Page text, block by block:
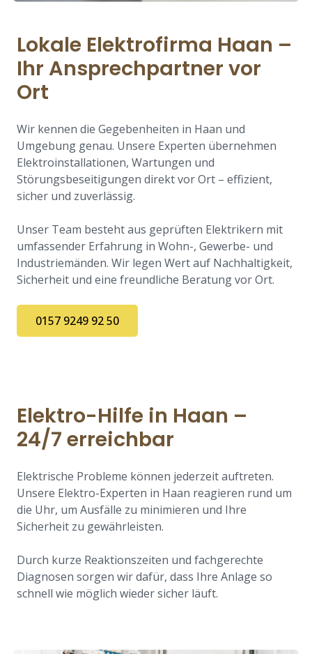
Lokale Elektrofirma Haan –
Ihr Ansprechpartner vor
Ort
Wir kennen die Gegebenheiten in Haan und
Umgebung genau. Unsere Experten übernehmen
Elektroinstallationen, Wartungen und
Störungsbeseitigungen direkt vor Ort – effizient,
sicher und zuverlässig.
Unser Team besteht aus geprüften Elektrikern mit
umfassender Erfahrung in Wohn-, Gewerbe- und
Industriemänden. Wir legen Wert auf Nachhaltigkeit,
Sicherheit und eine freundliche Beratung vor Ort.
0157 9249 92 50
Elektro-Hilfe in Haan –
24/7 erreichbar
Elektrische Probleme können jederzeit auftreten.
Unsere Elektro-Experten in Haan reagieren rund um
die Uhr, um Ausfälle zu minimieren und Ihre
Sicherheit zu gewährleisten.
Durch kurze Reaktionszeiten und fachgerechte
Diagnosen sorgen wir dafür, dass Ihre Anlage so
schnell wie möglich wieder sicher läuft.